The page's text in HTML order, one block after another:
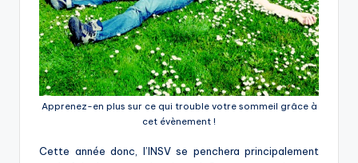
Apprenez-en plus sur ce qui trouble votre sommeil grâce à
cet évènement !
Cette année donc, l’INSV se penchera principalement